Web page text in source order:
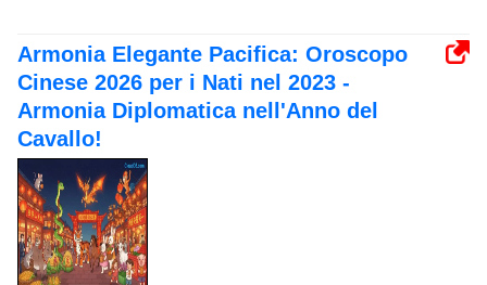
Armonia Elegante Pacifica: Oroscopo
Cinese 2026 per i Nati nel 2023 -
Armonia Diplomatica nell'Anno del
Cavallo!